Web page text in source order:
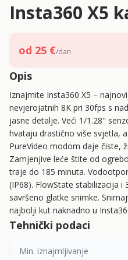
Insta360 X5
od 25 €/dan
Opis
Iznajmite Insta360 X5 –
nevjerojatnih 8K pri 30fps s
jasne detalje. Veći 1/1.28"
hvataju drastično više svjetla,
PureVideo modom daje čiste,
Zamjenjive leće štite od
traje do 185 minuta.
(IP68). FlowState stabilizacija i
savršeno glatke snimke.
najbolji kut naknadno u
Tehnički podaci
Min. iznajmljivanje